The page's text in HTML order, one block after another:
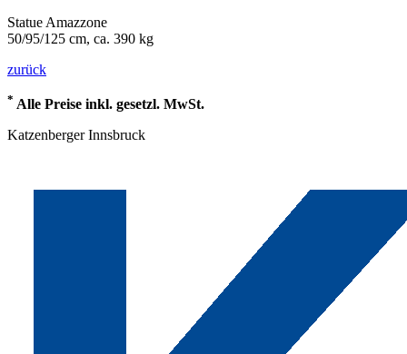
Statue Amazzone
50/95/125 cm, ca. 390 kg
zurück
* Alle Preise inkl. gesetzl. MwSt.
Katzenberger Innsbruck